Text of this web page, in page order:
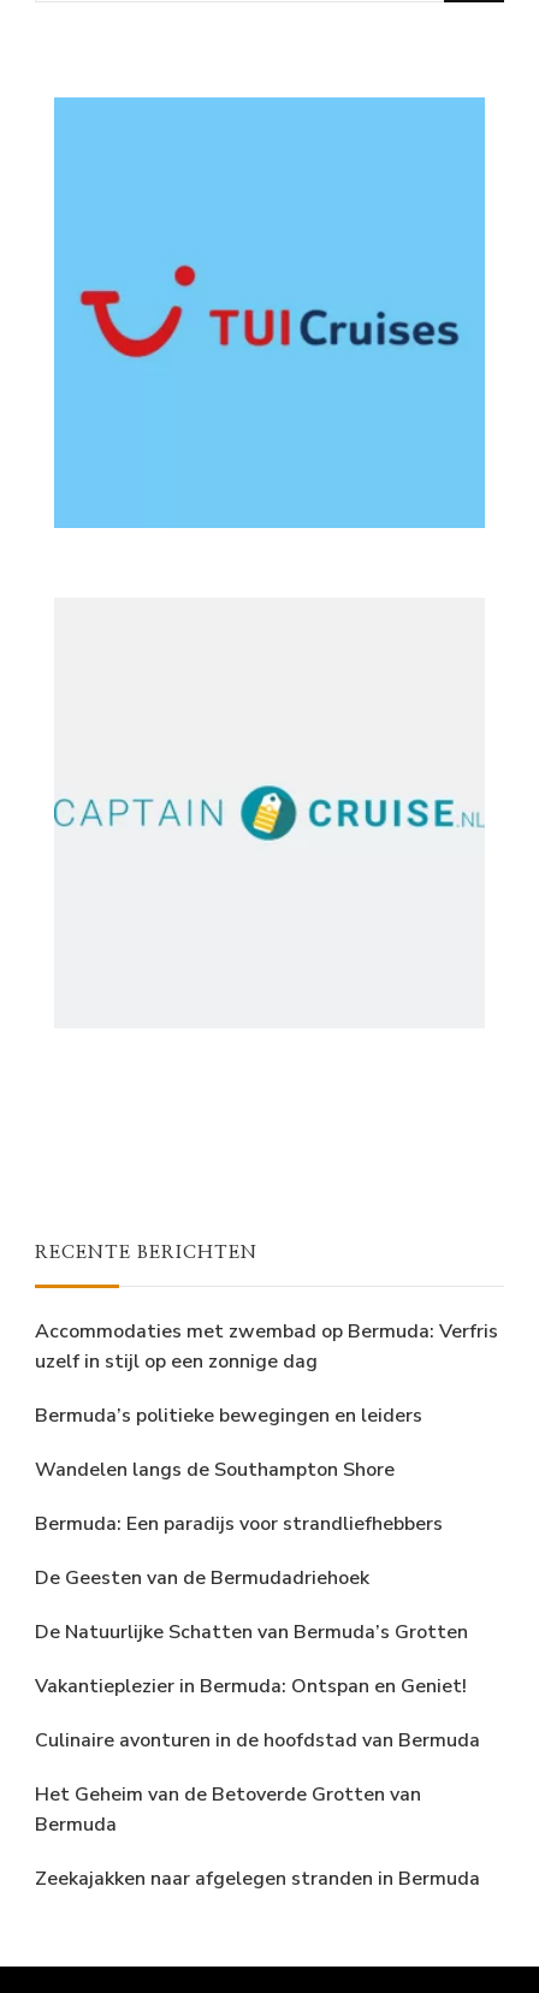
RECENTE BERICHTEN
Accommodaties met zwembad op Bermuda: Verfris
uzelf in stijl op een zonnige dag
Bermuda’s politieke bewegingen en leiders
Wandelen langs de Southampton Shore
Bermuda: Een paradijs voor strandliefhebbers
De Geesten van de Bermudadriehoek
De Natuurlijke Schatten van Bermuda’s Grotten
Vakantieplezier in Bermuda: Ontspan en Geniet!
Culinaire avonturen in de hoofdstad van Bermuda
Het Geheim van de Betoverde Grotten van
Bermuda
Zeekajakken naar afgelegen stranden in Bermuda